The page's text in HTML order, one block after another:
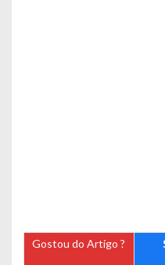
Gostou do Artigo ?